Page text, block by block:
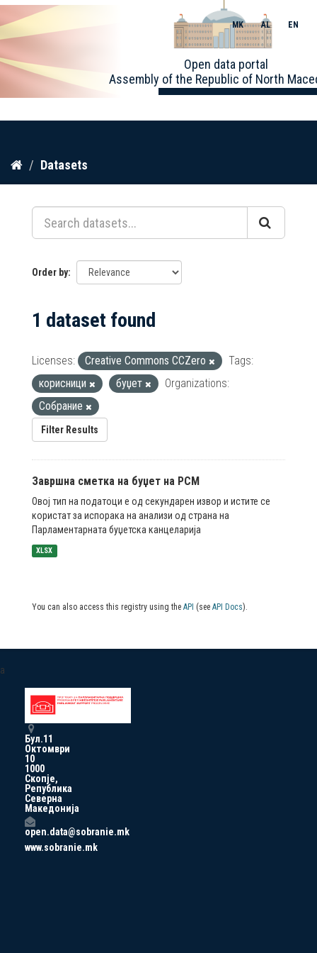
Skip
content
Open data portal
Assembly of the Republic of North
MK AL EN
Datasets
Order by
1 dataset found
Licenses: Creative Commons CCZero
Tags:
корисници
буџет
Organizations:
Собрание
Filter Results
Завршна сметка на буџет на РСМ
Овој тип на податоци е од секундарен извор и истите се
користат за испорака на анализи од страна на
Парламентарната буџетска канцеларија
XLSX
You can also access this registry using the API (see API Docs).
a
Бул.11
Октомври
10
1000
Скопје,
Република
Северна
Македонија
open.data@sobranie.mk
www.sobranie.mk